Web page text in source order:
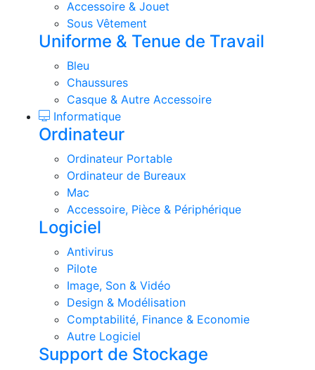
Accessoire & Jouet
Sous Vêtement
Uniforme & Tenue de Travail
Bleu
Chaussures
Casque & Autre Accessoire
Informatique
Ordinateur
Ordinateur Portable
Ordinateur de Bureaux
Mac
Accessoire, Pièce & Périphérique
Logiciel
Antivirus
Pilote
Image, Son & Vidéo
Design & Modélisation
Comptabilité, Finance & Economie
Autre Logiciel
Support de Stockage